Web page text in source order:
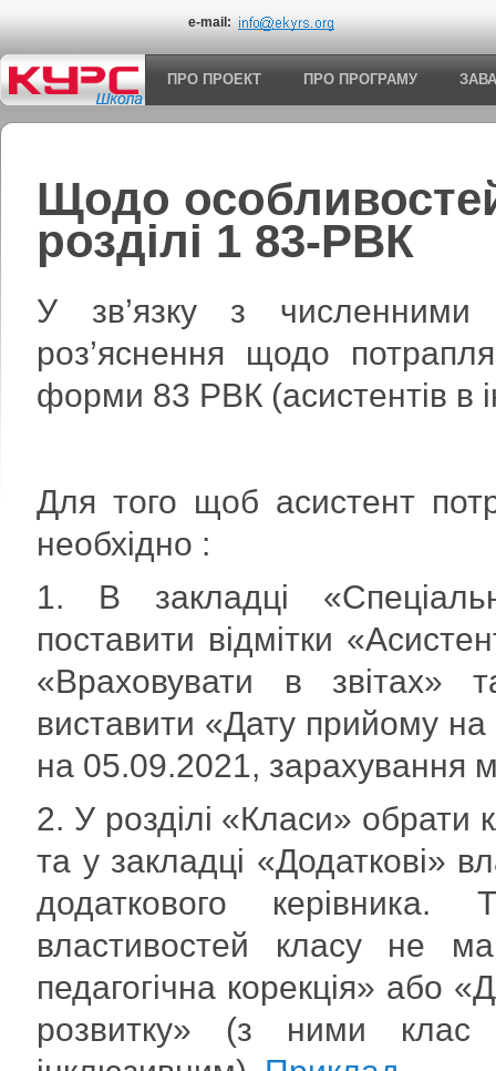
e-mail:
ПРО ПРОЕКТ ПРО ПРОГРАМУ
Щодо
розділі 1 83-РВК
У зв’язку з численними
роз’яснення щодо
форми 83 РВК (асистентів в
Для того щоб асистент
необхідно :
1. В закладці
поставити відмітки
«Враховувати в звітах»
виставити «Дату прийому
на 05.09.2021, зарахування
2. У розділі «Класи» обрати
та у закладці «Додаткові»
додаткового
властивостей класу не
педагогічна корекція» або
розвитку» (з ними клас